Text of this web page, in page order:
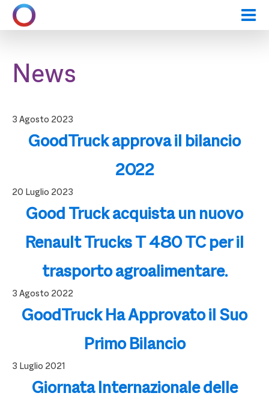
News
3 Agosto 2023
GoodTruck approva il bilancio
2022
20 Luglio 2023
Good Truck acquista un nuovo
Renault Trucks T 480 TC per il
trasporto agroalimentare.
3 Agosto 2022
GoodTruck Ha Approvato il Suo
Primo Bilancio
3 Luglio 2021
Giornata Internazionale delle